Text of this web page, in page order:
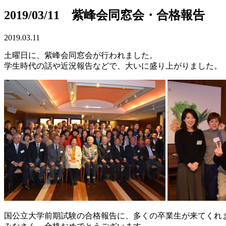
2019/03/11 紫峰会同窓会・合格報告
2019.03.11
土曜日に、紫峰会同窓会が行われました。
学生時代の話や近況報告などで、大いに盛り上がりました。
国公立大学前期試験の合格報告に、多くの卒業生が来てくれ